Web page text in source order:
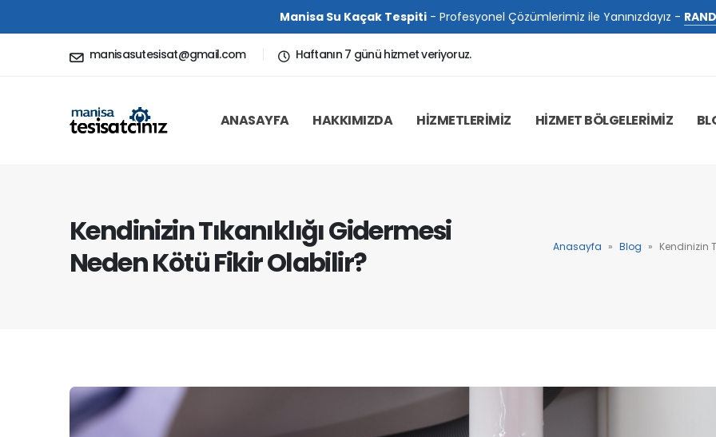
Manisa Su Kaçak Tespiti- Profesyonel Çözümlerimiz ile Yanınızdayız -
manisasutesisat@gmail.com Haftanın 7 günü hizmet veriyoruz.
ANASAYFA HAKKIMIZDA HİZMETLERİMİZ HİZMET BÖLGELERİMİZ
Kendinizin Tıkanıklığı Gidermesi
Neden Kötü Fikir Olabilir?
Anasayfa » Blog » Kendinizin